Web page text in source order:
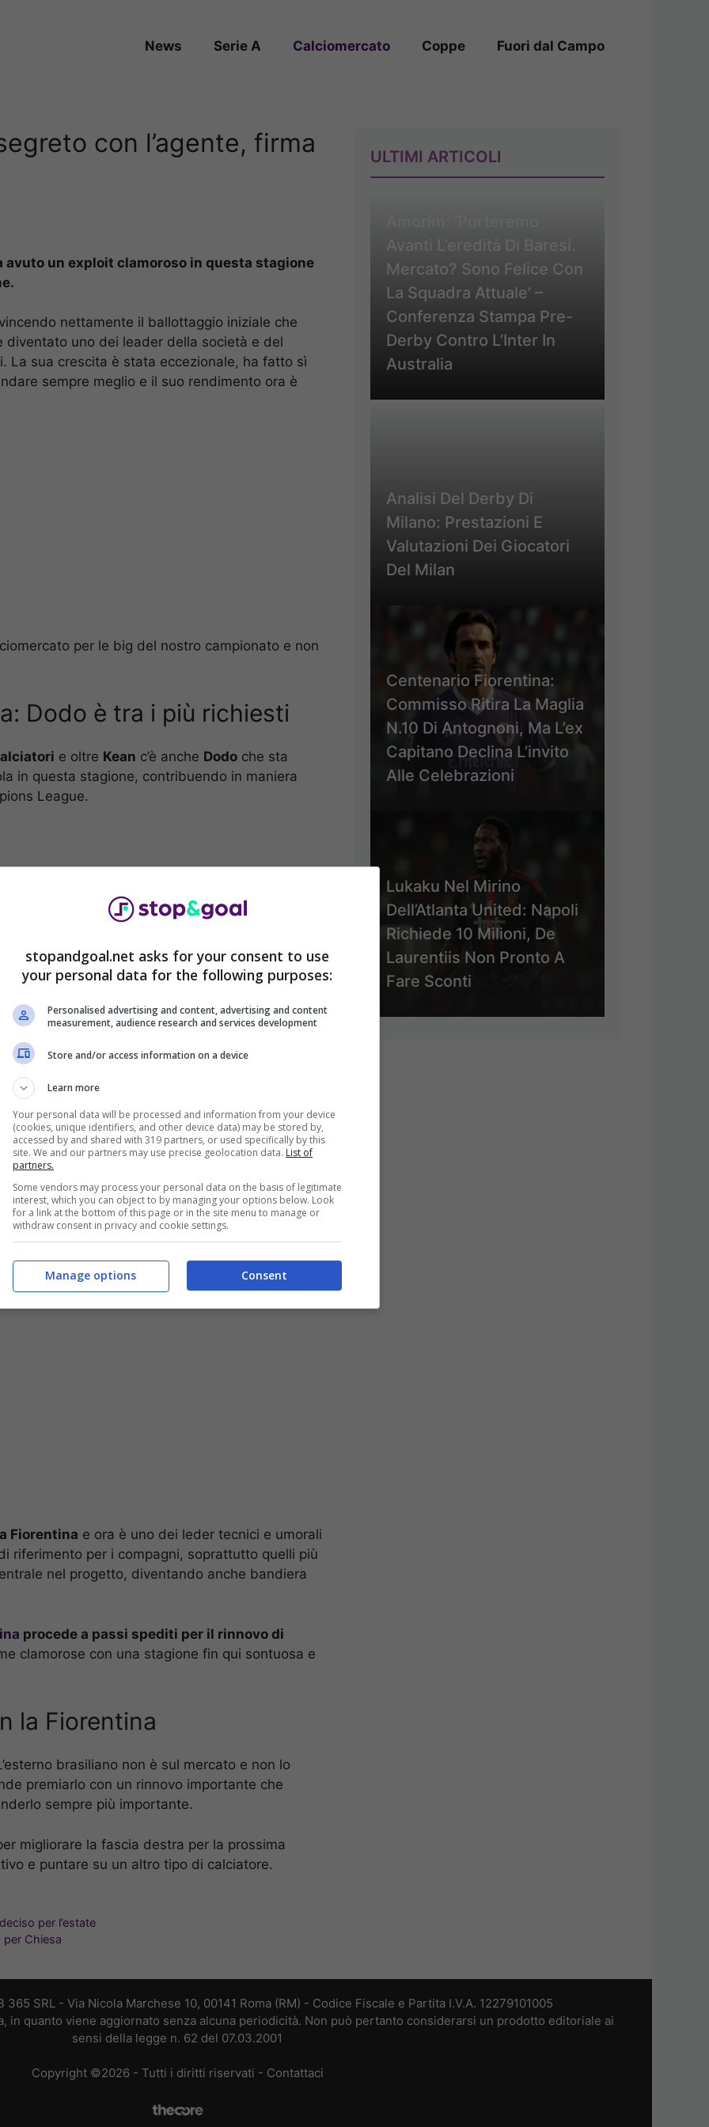
News Serie A Calciomercato Coppe Fuori dal Campo
con l’agente, firma
avuto un exploit clamoroso in questa stagione
nettamente il ballottaggio iniziale che
uno dei leader della società e del
La sua crescita è stata eccezionale, ha fatto sì
sempre meglio e il suo rendimento ora è
per le big del nostro campionato e non
Dodo è tra i più richiesti
e oltre Kean c’è anche Dodo che sta
in questa stagione, contribuendo in maniera
League.
hanno portato
un grandissimo esterno che potesse fare
più prolifici della squadra.
è finito nel mirino delle big:il terzino brasiliano
le idee per il futuro.
nuovo contratto
In estate è stato a un passo dall’addio, con il
come un macigno anche su calciaotri importanti
Italianonon era perfetto, non riusciva a
molte critiche.
Fiorentina e ora è uno dei leder tecnici e umorali
riferimento per i compagni, soprattutto quelli più
nel progetto, diventando anche bandiera
procede a passi spediti per il rinnovo di
clamorose con una stagione fin qui sontuosa e
la Fiorentina
brasiliano non è sul mercato e non lo
premiarlo con un rinnovo importante che
sempre più importante.
migliorare la fascia destra per la prossima
e puntare su un altro tipo di calciatore.
per l’estate
per Chiesa
ULTIMI ARTICOLI
Avanti L’eredità Di Baresi.
Mercato? Sono Felice Con
La Squadra Attuale’ –
Conferenza Stampa Pre-
Derby Contro L’Inter In
Australia
Analisi Del Derby Di
Milano: Prestazioni E
Valutazioni Dei Giocatori
Del Milan
Centenario Fiorentina:
Commisso Ritira La Maglia
N.10 Di Antognoni, Ma L’ex
Capitano Declina L’invito
Alle Celebrazioni
Lukaku Nel Mirino
Dell’Atlanta United: Napoli
Richiede 10 Milioni, De
Laurentiis Non Pronto A
Fare Sconti
SRL - Via Nicola Marchese 10, 00141 Roma (RM) - Codice Fiscale e Partita I.V.A. 12279101005
in quanto viene aggiornato senza alcuna periodicità. Non può pertanto considerarsi un prodotto editoriale ai
sensi della legge n. 62 del 07.03.2001
Copyright ©2026 - Tutti i diritti riservati - Contattaci
stopandgoal.net asks for your consent to use
your personal data for the following purposes:
Personalised advertising and content, advertising and content
measurement, audience research and services development
Store and/or access information on a device
Learn more
Your personal data will be processed and information from your device
(cookies, unique identifiers, and other device data) may be stored by,
accessed by and shared with 319 partners, or used specifically by this
site. We and our partners may use precise geolocation data. List of
partners.
Some vendors may process your personal data on the basis of legitimate
interest, which you can object to by managing your options below. Look
for a link at the bottom of this page or in the site menu to manage or
withdraw consent in privacy and cookie settings.
Consent
Manage options